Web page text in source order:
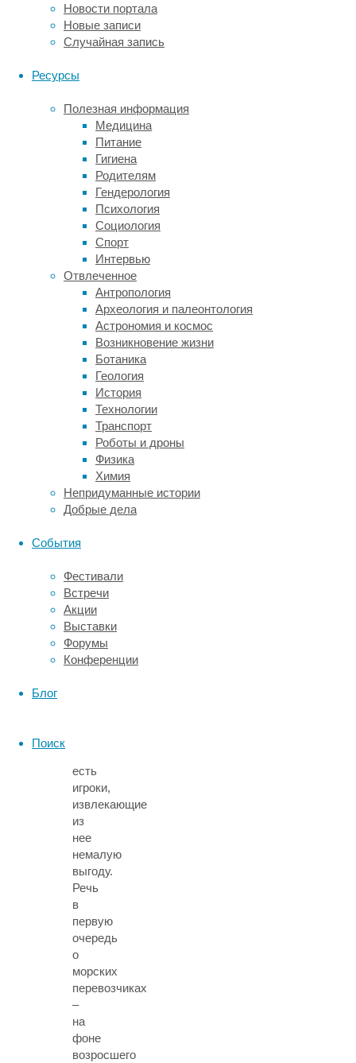
Новости портала
Новые записи
Случайная запись
Ресурсы
Полезная информация
Медицина
Питание
Гигиена
Родителям
Гендерология
Психология
Социология
Спорт
Интервью
Отвлеченное
Антропология
Археология и палеонтология
Астрономия и космос
Возникновение жизни
Ботаника
Геология
История
Технологии
Транспорт
Роботы и дроны
Физика
Химия
Непридуманные истории
Добрые дела
События
Фестивали
Встречи
Акции
Выставки
Форумы
Конференции
Блог
Поиск
В
IATA
считают,
по
развития
экономики
можно
ожидать
сдвига
потреблении
от
товаров
услугам.
Это
может
замедлить
рост
грузовых
перевозок
целом,
морской,
авиа-
железнодорожный
сектор
продолжат
между
целом
ситуация
рынке
международных
есть
игроки,
извлекающие
из
нее
немалую
выгоду.
Речь
в
первую
очередь
о
морских
перевозчиках
–
на
фоне
возросшего